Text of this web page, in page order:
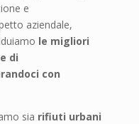
e
aziendale,
le migliori
di
con
sia rifiuti urbani